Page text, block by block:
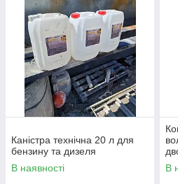
Каністра технічна 20 л для
бензину та дизеля
В наявності
В